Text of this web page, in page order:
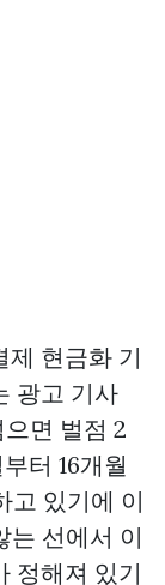
제 현금화 기
광고 기사
면 벌점 2
터 16개월
고 있기에 이
는 선에서 이
정해져 있기